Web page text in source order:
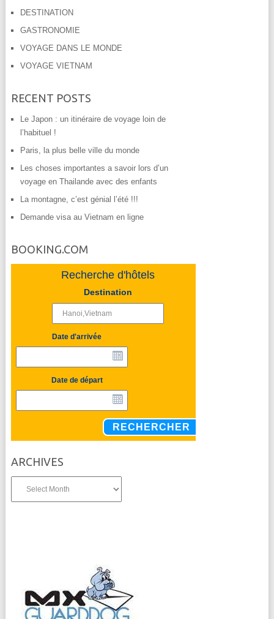
DESTINATION
GASTRONOMIE
VOYAGE DANS LE MONDE
VOYAGE VIETNAM
RECENT POSTS
Le Japon : un itinéraire de voyage loin de
l’habituel !
Paris, la plus belle ville du monde
Les choses importantes a savoir lors d’un
voyage en Thailande avec des enfants
La montagne, c’est génial l’été !!!
Demande visa au Vietnam en ligne
BOOKING.COM
Recherche d'hôtels
Destination
Date d'arrivée
Date de départ
RECHERCHER
ARCHIVES